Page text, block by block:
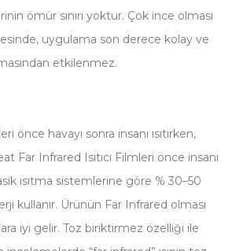
ömür sınırı yoktur. Çok ince olması
uygulama son derece kolay ve
etkilenmez.
önce havayı sonra insanı ısıtırken,
Far Infrared Isıtıcı Filmleri önce insanı
ısıtma sistemlerine göre % 30–50
kullanır. Ürünün Far Infrared olması
iyi gelir. Toz biriktirmez özelliği ile